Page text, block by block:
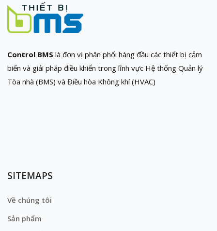
Control BMS là đơn vị phân phối hàng đầu các thiết bị cảm
biến và giải pháp điều khiển trong lĩnh vực Hệ thống Quản lý
Tòa nhà (BMS) và Điều hòa Không khí (HVAC)
SITEMAPS
Về chúng tôi
Sản phẩm